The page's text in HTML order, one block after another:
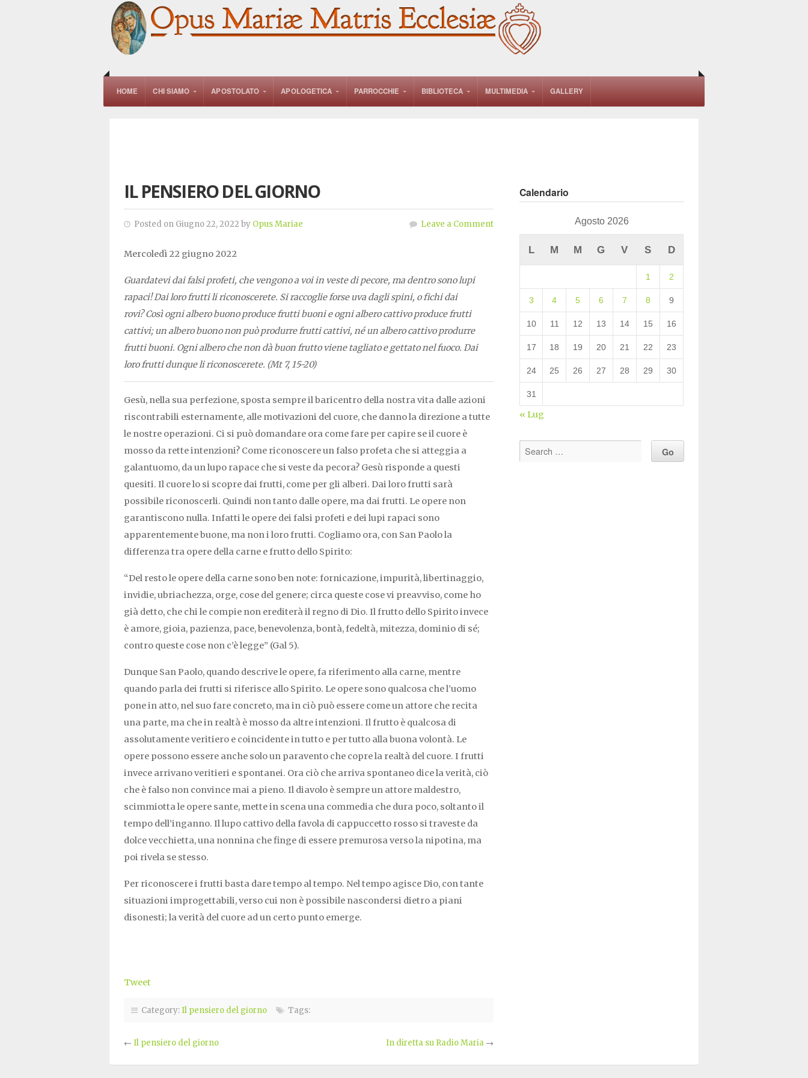
HOME CHI SIAMO APOSTOLATO APOLOGETICA PARROCCHIE BIBLIOTECA MULTIMEDIA GALLERY
IL PENSIERO DEL GIORNO
Posted on Giugno 22, 2022 by Opus Mariae Leave a Comment
Mercoledì 22 giugno 2022
Guardatevi dai falsi profeti, che vengono a voi in veste di pecore, ma dentro sono lupi
rapaci! Dai loro frutti li riconoscerete. Si raccoglie forse uva dagli spini, o fichi dai
rovi? Così ogni albero buono produce frutti buoni e ogni albero cattivo produce frutti
cattivi; un albero buono non può produrre frutti cattivi, né un albero cattivo produrre
frutti buoni. Ogni albero che non dà buon frutto viene tagliato e gettato nel fuoco. Dai
loro frutti dunque li riconoscerete. (Mt 7, 15-20)
Gesù, nella sua perfezione, sposta sempre il baricentro della nostra vita dalle azioni
riscontrabili esternamente, alle motivazioni del cuore, che danno la direzione a tutte
le nostre operazioni. Ci si può domandare ora come fare per capire se il cuore è
mosso da rette intenzioni? Come riconoscere un falso profeta che si atteggia a
galantuomo, da un lupo rapace che si veste da pecora? Gesù risponde a questi
quesiti. Il cuore lo si scopre dai frutti, come per gli alberi. Dai loro frutti sarà
possibile riconoscerli. Quindi non tanto dalle opere, ma dai frutti. Le opere non
garantiscono nulla. Infatti le opere dei falsi profeti e dei lupi rapaci sono
apparentemente buone, ma non i loro frutti. Cogliamo ora, con San Paolo la
differenza tra opere della carne e frutto dello Spirito:
“Del resto le opere della carne sono ben note: fornicazione, impurità, libertinaggio,
invidie, ubriachezza, orge, cose del genere; circa queste cose vi preavviso, come ho
già detto, che chi le compie non erediterà il regno di Dio. Il frutto dello Spirito invece
è amore, gioia, pazienza, pace, benevolenza, bontà, fedeltà, mitezza, dominio di sé;
contro queste cose non c’è legge” (Gal 5).
Dunque San Paolo, quando descrive le opere, fa riferimento alla carne, mentre
quando parla dei frutti si riferisce allo Spirito. Le opere sono qualcosa che l’uomo
pone in atto, nel suo fare concreto, ma in ciò può essere come un attore che recita
una parte, ma che in realtà è mosso da altre intenzioni. Il frutto è qualcosa di
assolutamente veritiero e coincidente in tutto e per tutto alla buona volontà. Le
opere possono essere anche solo un paravento che copre la realtà del cuore. I frutti
invece arrivano veritieri e spontanei. Ora ciò che arriva spontaneo dice la verità, ciò
che è falso non convince mai a pieno. Il diavolo è sempre un attore maldestro,
scimmiotta le opere sante, mette in scena una commedia che dura poco, soltanto il
tempo dell’inganno. Il lupo cattivo della favola di cappuccetto rosso si traveste da
dolce vecchietta, una nonnina che finge di essere premurosa verso la nipotina, ma
poi rivela se stesso.
Per riconoscere i frutti basta dare tempo al tempo. Nel tempo agisce Dio, con tante
situazioni improgettabili, verso cui non è possibile nascondersi dietro a piani
disonesti; la verità del cuore ad un certo punto emerge.
Tweet
Category:Il pensiero del giorno Tags:
← Il pensiero del giorno In diretta su Radio Maria→
Calendario
Agosto 2026
L M M G V S D
1 2
3 4 5 6 7 8 9
10 11 12 13 14 15 16
17 18 19 20 21 22 23
24 25 26 27 28 29 30
31
« Lug